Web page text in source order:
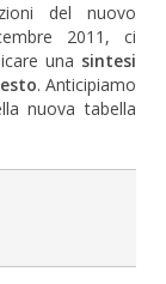
del nuovo
2011, ci
una sintesi
. Anticipiamo
nuova tabella